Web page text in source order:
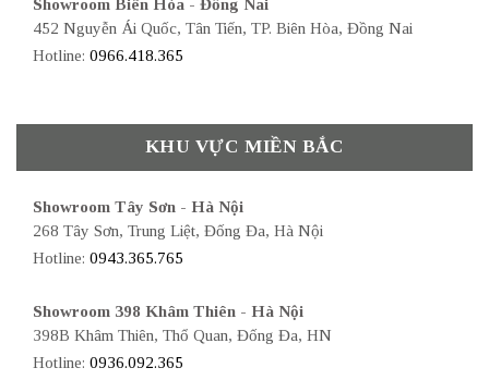
Showroom Biên Hòa - Đồng Nai
452 Nguyễn Ái Quốc, Tân Tiến, TP. Biên Hòa, Đồng Nai
Hotline: 0966.418.365
KHU VỰC MIỀN BẮC
Showroom Tây Sơn - Hà Nội
268 Tây Sơn, Trung Liệt, Đống Đa, Hà Nội
Hotline: 0943.365.765
Showroom 398 Khâm Thiên - Hà Nội
398B Khâm Thiên, Thổ Quan, Đống Đa, HN
Hotline: 0936.092.365